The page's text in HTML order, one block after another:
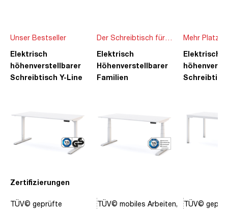
Zertifizierungen
Unser Bestseller
Elektrisch
höhenverstellbarer
Schreibtisch Y-Line
TÜV© geprüfte
Der Schreibtisch für
die ganze Familie
Elektrisch
Höhenverstellbarer
Familien
TÜV© mobiles Arbeiten,
Mehr Platz
Ideen
Elektrisch
TÜV©